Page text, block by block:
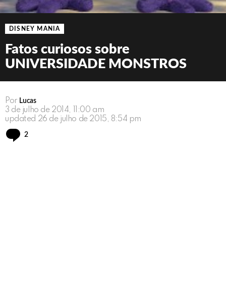
DISNEY MANIA
Fatos curiosos sobre
UNIVERSIDADE MONSTROS
Por Lucas
3 de julho de 2014, 11:00 am
updated 26 de julho de 2015, 8:54 pm
2